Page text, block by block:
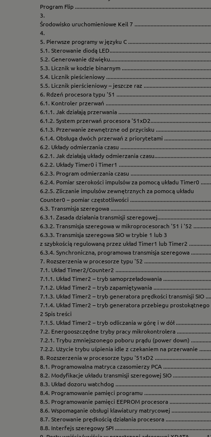
Program Flip
3.
Środowisko uruchomieniowe Keil 7
4.
5. Pierwsze programy w języku C
5.1. Sterowanie diodą
5.2. Generowanie
5.3. Licznik w kodzie binarnym
5.4. Licznik pieścieniowy
5.5. Licznik pierścieniowy – jeszcze raz
6. Rdzeń procesora typu '51
6.1. Kontroler przerwań
6.1.1. Jak działają przerwania
6.1.2. System przerwań procesora
6.1.3. Przerwanie zewnętrzne od przycisku
6.1.4. Obsługa dwóch przerwań z priorytetami
6.2. Układy odmierzania czasu
6.2.1. Jak działają układy odmierzania
6.2.2. Układy Timer0 i Timer1
6.2.3. Program odmierzania czasu
6.2.4. Pomiar szerokości impulsów za pomocą układu Timer0
6.2.5. Zliczanie impulsów zewnętrznych za pomocą układu
Counter0 – pomiar częstotliwości
6.3. Transmisja szeregowa
6.3.1. Zasada działania transmisji
6.3.2. Transmisja szeregowa w mikroprocesorach '51 i '52
6.3.3. Transmisja szeregowa SIO w trybie 1 lub 3
z szybkością regulowaną przez układ Timer1 lub Timer2
6.3.4. Synchroniczna, programowa transmisja szeregowa
7. Rozszerzenia w procesorze typu '52
7.1. Układ Timer2/Counter2
7.1.1. Układ Timer2 – tryb samoprzeładowania
7.1.2. Układ Timer2 – tryb zapamiętywania
7.1.3. Układ Timer2 – tryb generatora prędkości transmisji SIO
7.1.4. Układ Timer2 – tryb generatora przebiegu prostokątnego
2 Spis treści
7.1.5. Układ Timer2 – tryb odliczania w górę i w dół
7.2. Energooszczędne tryby pracy mikrokontrolera
7.2.1. Trybu zmniejszonego poboru prądu (power down)
7.2.2. Użycie trybu uśpienia idle z czekaniem na przerwanie
8. Rozszerzenia w procesorze typu '51xD2
8.1. Programowalna matryca czasomierzy PCA
8.2. Modyfikacje układu transmisji szeregowej SIO
8.3. Układ dozoru watchdog
8.4. Programowanie pamięci programu
8.5. Programowanie pamięci EEPROM procesora
8.6. Wspomaganie obsługi klawiatury matrycowej
8.7. Sterowanie prędkością działania procesora
8.8. Interfejs szeregowy SPI